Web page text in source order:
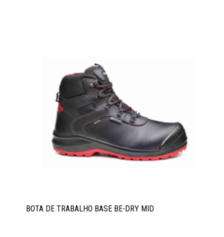
BOTA DE TRABALHO BASE BE-DRY MID